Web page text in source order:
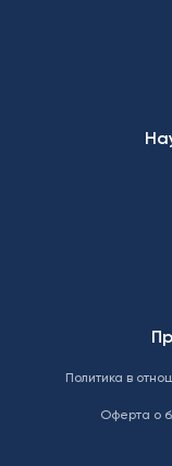
Политика в
Оферта о